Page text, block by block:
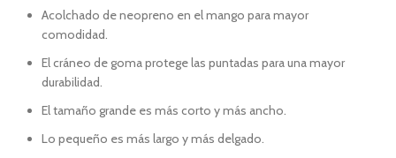
Acolchado de neopreno en el mango para mayor
comodidad.
El cráneo de goma protege las puntadas para una mayor
durabilidad.
El tamaño grande es más corto y más ancho.
Lo pequeño es más largo y más delgado.